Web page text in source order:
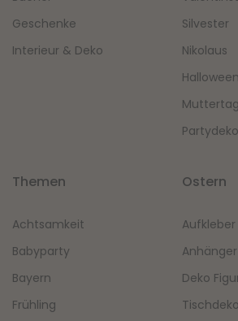
Geschenke
Interieur & Deko
Silvester
Nikolaus
Halloween
Muttertag
Themen
Achtsamkeit
Babyparty
Bayern
Frühling
Ostern
Aufkleber
Anhänger
Deko
Tischdeko